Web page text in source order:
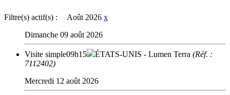
Filtre(s) actif(s) : Août 2026 x
Dimanche 09 août 2026
Visite simple09h15 ÉTATS-UNIS - Lumen Terra (Réf. :
7112402)
Mercredi 12 août 2026